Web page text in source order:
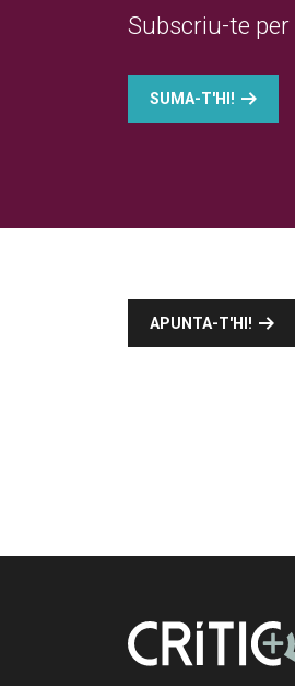
Subscriu-te
SUMA-T'HI!
APUNTA-T'HI!